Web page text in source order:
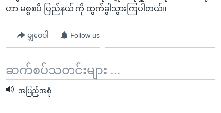
ဟာ မစ္စစပီ ပြည်နယ် ကို ထွက်ခွါသွားကြပါတယ်။
မျှဝေပါ Follow us
ဆက်စပ်သတင်းများ ...
အပြည့်အစုံ